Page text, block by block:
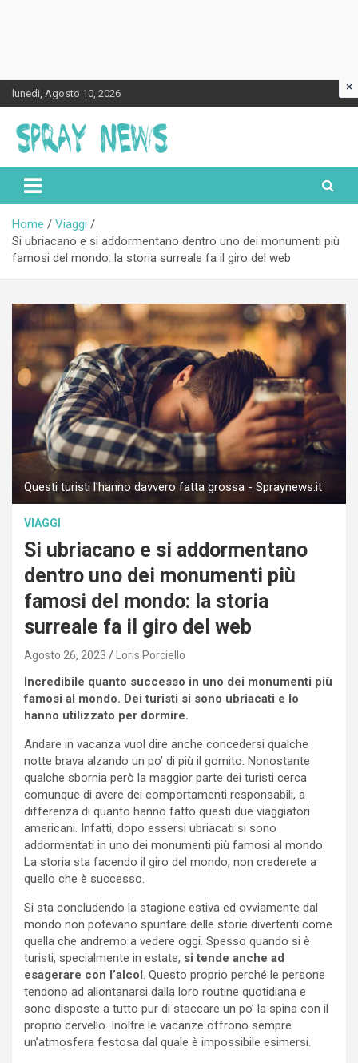
Skip
to
content
lunedì, Agosto 10, 2026
Spraynews.it
Home
Viaggi
Si ubriacano e si addormentano dentro uno dei monumenti più
famosi del mondo: la storia surreale fa il giro del web
Questi turisti l'hanno davvero fatta grossa - Spraynews.it
VIAGGI
Si ubriacano e si addormentano
dentro uno dei monumenti più
famosi del mondo: la storia
surreale fa il giro del web
Agosto 26, 2023 Loris Porciello
Incredibile quanto successo in uno dei monumenti più
famosi al mondo. Dei turisti si sono ubriacati e lo
hanno utilizzato per dormire.
Andare in vacanza vuol dire anche concedersi qualche
notte brava alzando un po’ di più il gomito. Nonostante
qualche sbornia però la maggior parte dei turisti cerca
comunque di avere dei comportamenti responsabili, a
differenza di quanto hanno fatto questi due viaggiatori
americani. Infatti, dopo essersi ubriacati si sono
addormentati in uno dei monumenti più famosi al mondo.
La storia sta facendo il giro del mondo, non crederete a
quello che è successo.
Si sta concludendo la stagione estiva ed ovviamente dal
mondo non potevano spuntare delle storie divertenti come
quella che andremo a vedere oggi. Spesso quando si è
turisti, specialmente in estate, si tende anche ad
esagerare con l’alcol . Questo proprio perché le persone
tendono ad allontanarsi dalla loro routine quotidiana e
sono disposte a tutto pur di staccare un po’ la spina con il
proprio cervello. Inoltre le vacanze offrono sempre
un’atmosfera festosa dal quale è impossibile esimersi.
×